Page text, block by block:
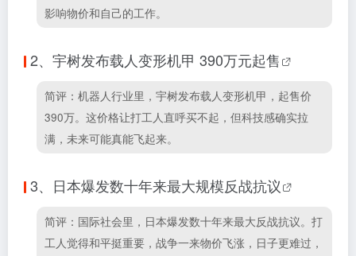
影响物价和自己的工作。
2、 宇树发布载人变形机甲 390万元起售
简评：机器人行业里，宇树发布载人变形机甲，起售价
390万。这价格让打工人直呼买不起，但科技感确实拉
满，未来可能真能飞起来。
3、 日本爆发数十年来最大规模反战抗议
简评：国际社会里，日本爆发数十年来最大反战抗议。打
工人觉得和平挺重要，战争一来物价飞涨，日子更难过，